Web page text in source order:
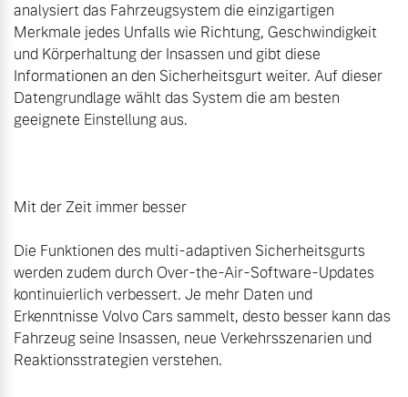
analysiert das Fahrzeugsystem die einzigartigen
Merkmale jedes Unfalls wie Richtung, Geschwindigkeit
und Körperhaltung der Insassen und gibt diese
Informationen an den Sicherheitsgurt weiter. Auf dieser
Datengrundlage wählt das System die am besten
geeignete Einstellung aus.
Mit der Zeit immer besser
Die Funktionen des multi-adaptiven Sicherheitsgurts
werden zudem durch Over-the-Air-Software-Updates
kontinuierlich verbessert. Je mehr Daten und
Erkenntnisse Volvo Cars sammelt, desto besser kann das
Fahrzeug seine Insassen, neue Verkehrsszenarien und
Reaktionsstrategien verstehen.